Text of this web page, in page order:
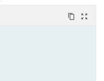
content_copy zoom_out_map